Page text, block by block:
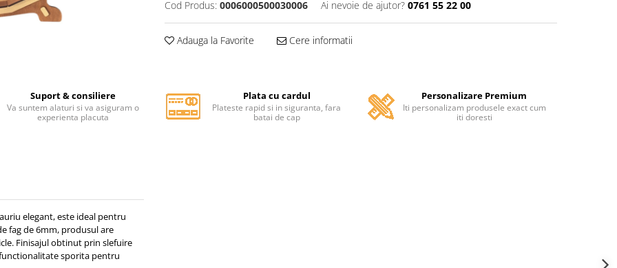
Cod Produs: 0006000500030006 Ai nevoie de ajutor? 0761 55 22 00
Adauga la Favorite Cere informatii
Suport & consiliere
Va suntem alaturi si va asiguram o
experienta placuta
Plata cu cardul
Plateste rapid si in siguranta, fara
batai de cap
Personalizare Premium
Iti personalizam produsele exact cum
iti doresti
elegant, este ideal pentru
fag de 6mm, produsul are
Finisajul obtinut prin slefuire
sporita pentru